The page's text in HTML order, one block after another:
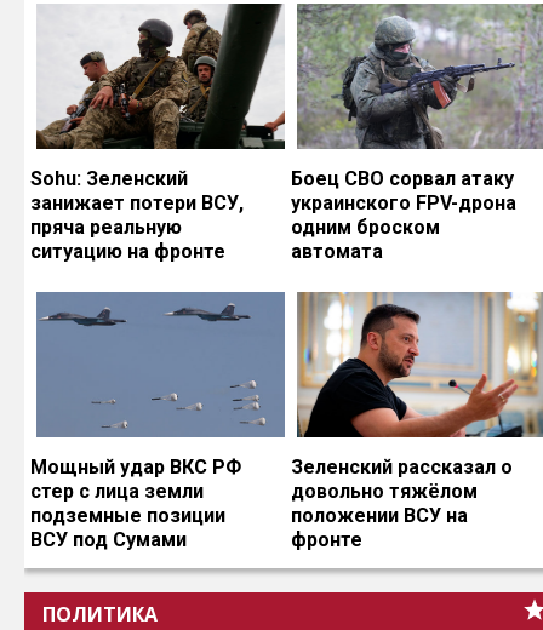
Sohu: Зеленский
занижает потери ВСУ,
пряча реальную
ситуацию на фронте
Боец СВО сорвал атаку
украинского FPV-дрона
одним броском
автомата
Мощный удар ВКС РФ
стер с лица земли
подземные позиции
ВСУ под Сумами
Зеленский рассказал о
довольно тяжёлом
положении ВСУ на
фронте
ПОЛИТИКА